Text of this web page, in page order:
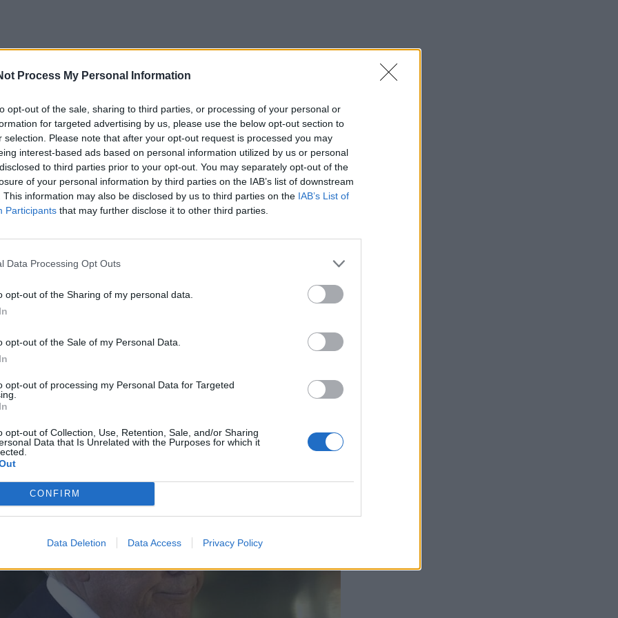
Process My Personal Information
opt-out of the sale, sharing to third parties, or processing of your personal or
for targeted advertising by us, please use the below opt-out section to
selection. Please note that after your opt-out request is processed you may
interest-based ads based on personal information utilized by us or personal
to third parties prior to your opt-out. You may separately opt-out of the
of your personal information by third parties on the IAB’s list of downstream
This information may also be disclosed by us to third parties on the IAB’s List of
Participants that may further disclose it to other third parties.
Data Processing Opt Outs
opt-out of the Sharing of my personal data.
opt-out of the Sale of my Personal Data.
opt-out of processing my Personal Data for Targeted
opt-out of Collection, Use, Retention, Sale, and/or Sharing
Data that Is Unrelated with the Purposes for which it
CONFIRM
Data Deletion Data Access Privacy Policy
buvo atliktas kompleksinis tyrimas, įskaitant kraujagyslių
kad Baltųjų rūmų vadovas serga lėtiniu venų
Lewitt pavadino dažna liga, ypač vyresnių nei 70 metų
nustatyta jokių giliųjų venų trombozės ar arterinės ligos
atlikta echokardiograma. Lewitt patikino, kad jokių širdies
inkstų funkcijos sutrikimų ar sisteminių ligų požymių nerasta.
šiek tiek sudirgino minkštus audinius, taip pat aspirino